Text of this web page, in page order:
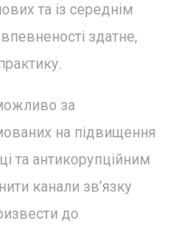
та із середнім
здатне,
за
на підвищення
та антикорупційним
канали зв’язку
до